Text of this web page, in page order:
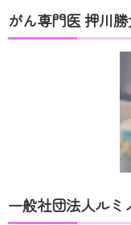
がん専門医 押川
一般社団法人ルミ